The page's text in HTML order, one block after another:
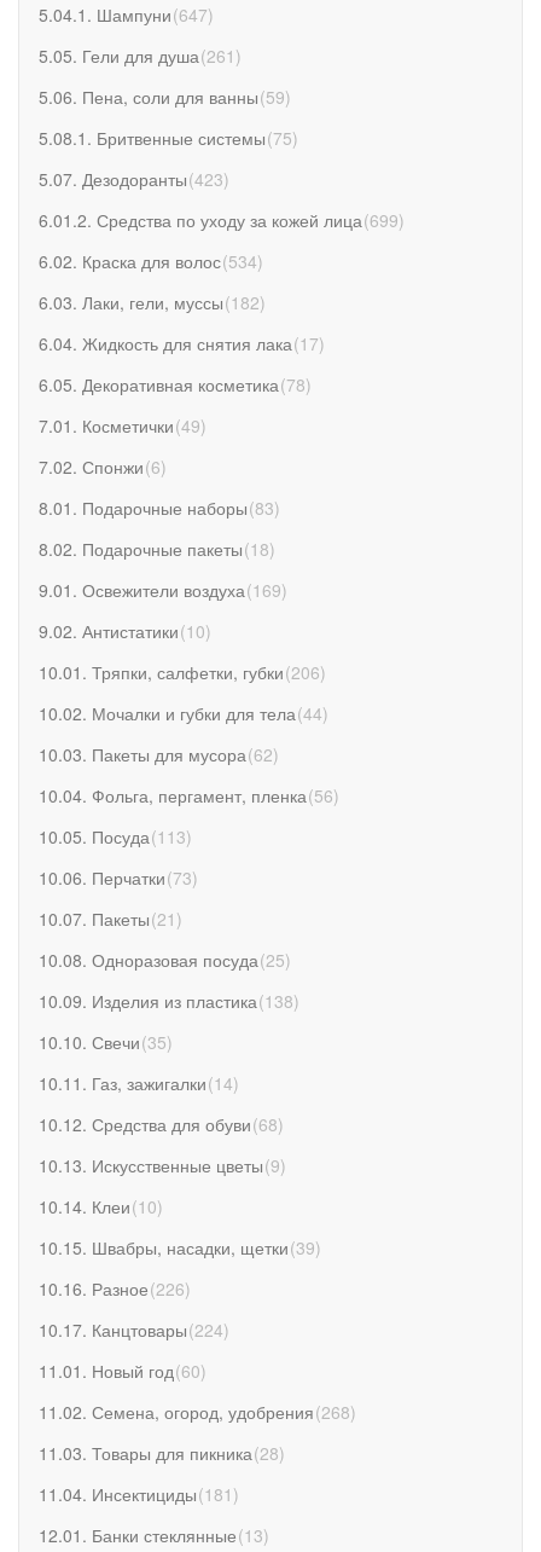
5.04.1. Шампуни(647)
5.05. Гели для душа(261 )
5.06. Пена, соли для ванны(59)
5.08.1. Бритвенные системы(75)
5.07. Дезодоранты(423)
6.01.2. Средства по уходу за кожей лица(699)
6.02. Краска для волос(534)
6.03. Лаки, гели, муссы(182)
6.04. Жидкость для снятия лака(17)
6.05. Декоративная косметика(78)
7.01. Косметички(49)
7.02. Спонжи(6)
8.01. Подарочные наборы(83)
8.02. Подарочные пакеты(18)
9.01. Освежители воздуха(169)
9.02. Антистатики(10)
10.01. Тряпки, салфетки, губки(206)
10.02. Мочалки и губки для тела(44)
10.03. Пакеты для мусора(62)
10.04. Фольга, пергамент, пленка(56)
10.05. Посуда(113)
10.06. Перчатки(73)
10.07. Пакеты(21 )
10.08. Одноразовая посуда(25)
10.09. Изделия из пластика(138)
10.10. Свечи(35)
10.11. Газ, зажигалки(14)
10.12. Средства для обуви(68)
10.13. Искусственные цветы(9)
10.14. Клеи(10)
10.15. Швабры, насадки, щетки(39)
10.16. Разное(226)
10.17. Канцтовары(224)
11.01. Новый год(60)
11.02. Семена, огород, удобрения(268)
11.03. Товары для пикника(28)
11.04. Инсектициды(181 )
12.01. Банки стеклянные(13)